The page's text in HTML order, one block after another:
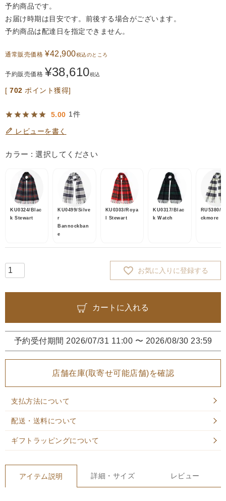
予約商品です。
お届け時期は目安です。前後する場合がございます。
予約商品は配達日を指定できません。
通常販売価格 ¥42,900税込のところ
予約販売価格 ¥38,610税込
[ 702 ポイント獲得]
5.00 1
レビューを書く
カラー 選択してください
KU0324/Blac
k Stewart
KU0499/Silve
r
Bannockban
e
KU0303/Roya
l Stewart
KU0317/Blac
k Watch
RU5380/
ckmore
お気に入りに登録する
カートに入れる
予約受付期間 2026/07/31 11:00 〜 2026/08/30 23:59
店舗在庫(取寄せ可能店舗)を確認
支払方法について
配送・送料について
ギフトラッピングについて
アイテム説明 詳細・サイズ レビュー